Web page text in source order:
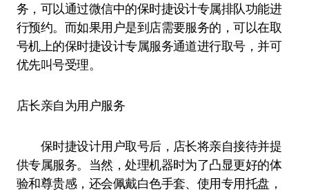
务，可以通过微信中的保时捷设计专属排队功能进
行预约。而如果用户是到店需要服务的，可以在取
号机上的保时捷设计专属服务通道进行取号，并可
优先叫号受理。
店长亲自为用户服务
保时捷设计用户取号后，店长将亲自接待并提
供专属服务。当然，处理机器时为了凸显更好的体
验和尊贵感，还会佩戴白色手套、使用专用托盘，